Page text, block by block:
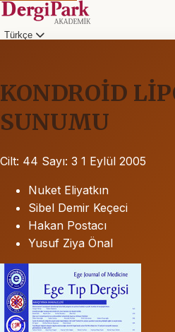
Türkçe
KONDROİD
SUNUMU
Cilt: 44 Sayı: 3 1 Eylül 2005
Nuket Eliyatkın
Sibel Demir Keçeci
Hakan Postacı
Yusuf Ziya Önal